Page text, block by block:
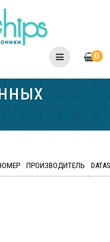
0
ПРОИЗВОДИТЕЛЬ